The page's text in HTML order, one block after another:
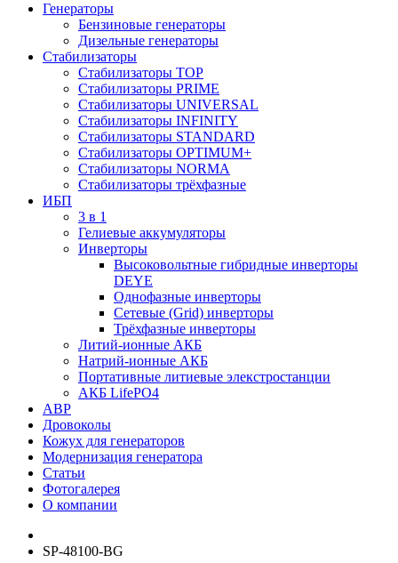
Генераторы
Бензиновые генераторы
Дизельные генераторы
Стабилизаторы
Стабилизаторы TOP
Стабилизаторы PRIME
Стабилизаторы UNIVERSAL
Стабилизаторы INFINITY
Стабилизаторы STANDARD
Стабилизаторы OPTIMUM+
Стабилизаторы NORMA
Стабилизаторы трёхфазные
ИБП
3 в 1
Гелиевые аккумуляторы
Инверторы
Высоковольтные гибридные инверторы
DEYE
Однофазные инверторы
Сетевые (Grid) инверторы
Трёхфазные инверторы
Литий-ионные АКБ
Натрий-ионные АКБ
Портативные литиевые элекстростанции
АКБ LifePO4
АВР
Дровоколы
Кожух для генераторов
Модернизация генератора
Статьи
Фотогалерея
О компании
SP-48100-BG